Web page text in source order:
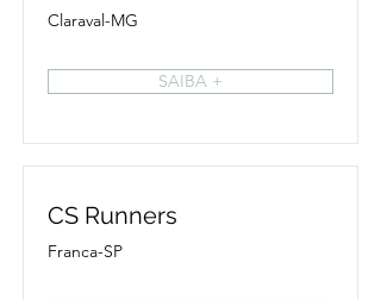
Claraval-MG
SAIBA +
CS Runners
Franca-SP